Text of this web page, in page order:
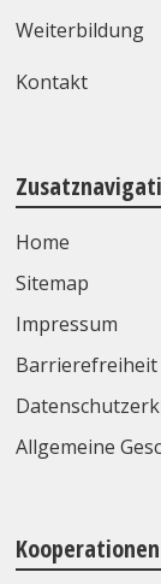
Weiterbildung
Kontakt
Home
Sitemap
Impressum
Barrierefreiheit
Allgemeine
Kooperationen